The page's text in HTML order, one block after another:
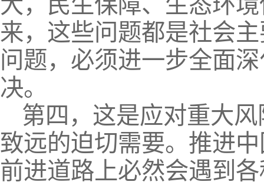
来，这些问题都是社会
问题，必须进一步全面
决。
第四，这是应对重大
致远的迫切需要。推进
前进道路上必然会遇到